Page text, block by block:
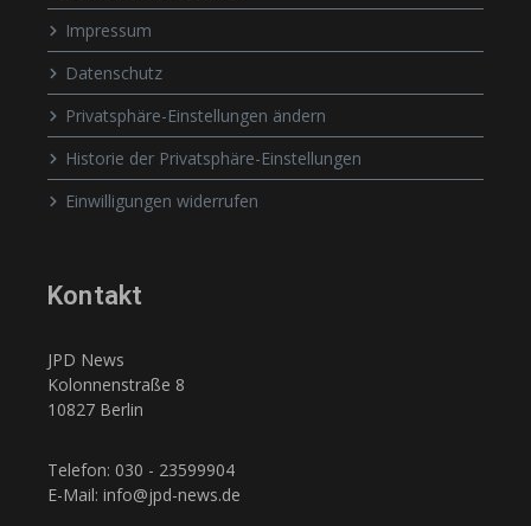
Impressum
Datenschutz
Privatsphäre-Einstellungen ändern
Historie der Privatsphäre-Einstellungen
Einwilligungen widerrufen
Kontakt
JPD News
Kolonnenstraße 8
10827 Berlin
Telefon: 030 - 23599904
E-Mail: info@jpd-news.de